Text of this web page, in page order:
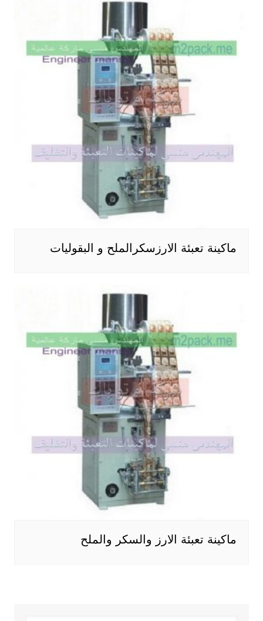
ماكينة تعبئة الارزسكرالملح و البقوليات
ماكينة تعبئة الارز والسكر والملح